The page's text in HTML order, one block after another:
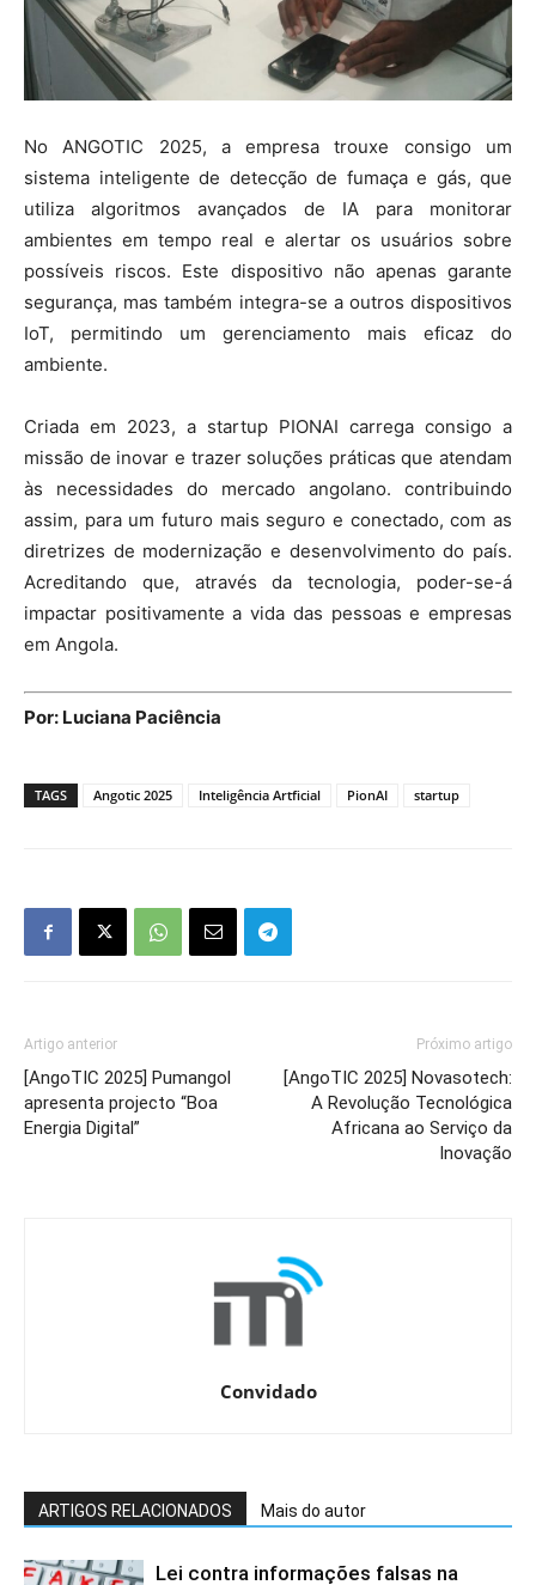
No ANGOTIC 2025, a empresa trouxe consigo um
sistema inteligente de detecção de fumaça e gás, que
utiliza algoritmos avançados de IA para monitorar
ambientes em tempo real e alertar os usuários sobre
possíveis riscos. Este dispositivo não apenas garante
segurança, mas também integra-se a outros dispositivos
IoT, permitindo um gerenciamento mais eficaz do
ambiente.
Criada em 2023, a startup PIONAI carrega consigo a
missão de inovar e trazer soluções práticas que atendam
às necessidades do mercado angolano. contribuindo
assim, para um futuro mais seguro e conectado, com as
diretrizes de modernização e desenvolvimento do país.
Acreditando que, através da tecnologia, poder-se-á
impactar positivamente a vida das pessoas e empresas
em Angola.
Por: Luciana Paciência
TAGS Angotic 2025 Inteligência Artficial PionAI startup
Artigo anterior
[AngoTIC 2025] Pumangol
apresenta projecto “Boa
Energia Digital”
Próximo artigo
[AngoTIC 2025] Novasotech:
A Revolução Tecnológica
Africana ao Serviço da
Inovação
Convidado
ARTIGOS RELACIONADOS Mais do autor
Lei contra informações falsas na